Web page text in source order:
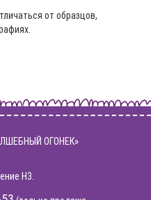
от образцов,
ОГОНЕК»
Н3.